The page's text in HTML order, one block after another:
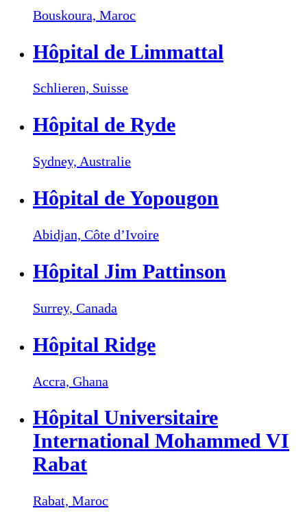
Bouskoura, Maroc
Hôpital de Limmattal
Schlieren, Suisse
Hôpital de Ryde
Sydney, Australie
Hôpital de Yopougon
Abidjan, Côte d’Ivoire
Hôpital Jim Pattinson
Surrey, Canada
Hôpital Ridge
Accra, Ghana
Hôpital Universitaire
International Mohammed VI
Rabat
Rabat, Maroc